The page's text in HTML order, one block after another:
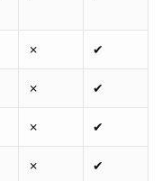
✗ ✔
✗ ✔
✗ ✔
✗ ✔